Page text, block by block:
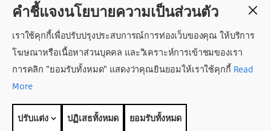
คำชี้แจงนโยบายความเป็นส่วนตัว
เราใช้คุกกี้เพื่อปรับปรุงประสบการณ์การท่องเว็บของคุณ ให้บริการ
โฆษณาหรือเนื้อหาส่วนบุคคล และวิเคราะห์การเข้าชมของเรา
การคลิก "ยอมรับทั้งหมด" แสดงว่าคุณยินยอมให้เราใช้คุกกี้ Read
More
ปรับแต่ง ปฏิเสธทั้งหมด ยอมรับทั้งหมด
ยางรถบรรทุกและรถโดยสาร
แค็ตตาล็อกยางรถยนต์
ยางรันแฟลต
คำแนะนำทั่วไปเกี่ยวกับการใช้ยาง
นโยบายความเป็นส่วนตัว
ถอนความยินยอม
สิทธิ์การเข้าถึงข้อมูลส่วนบุคคล
ร่วมงานกับบริดจสโตน
ศูนย์บริการค็อกพิท
© 2026 Bridgestone Sales (Thailand) Co.,Ltd.